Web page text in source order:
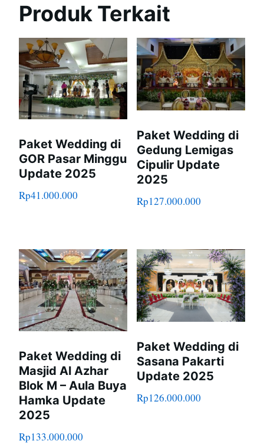
Produk Terkait
Paket Wedding di
GOR Pasar Minggu
Update 2025
Rp41.000.000
Paket Wedding di
Gedung Lemigas
Cipulir Update
2025
Rp127.000.000
Paket Wedding di
Masjid Al Azhar
Blok M – Aula Buya
Hamka Update
2025
Rp133.000.000
Paket Wedding di
Sasana Pakarti
Update 2025
Rp126.000.000